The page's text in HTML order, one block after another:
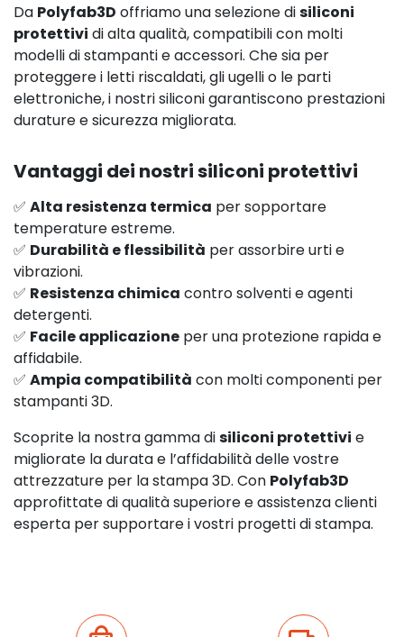
Da Polyfab3D offriamo una selezione disiliconi
protettivi di alta qualità, compatibili con molti
modelli di stampanti e accessori. Che sia per
proteggere i letti riscaldati, gli ugelli o le parti
elettroniche, i nostri siliconi garantiscono prestazioni
durature e sicurezza migliorata.
Vantaggi dei nostri siliconi protettivi
✅ Alta resistenza termica per sopportare
temperature estreme.
✅ Durabilità e flessibilità per assorbire urti e
vibrazioni.
✅ Resistenza chimica contro solventi e agenti
detergenti.
✅ Facile applicazione per una protezione rapida e
affidabile.
✅ Ampia compatibilità con molti componenti per
stampanti 3D.
Scoprite la nostra gamma disiliconi protettivi e
migliorate la durata e l’affidabilità delle vostre
attrezzature per la stampa 3D. Con Polyfab3D
approfittate di qualità superiore e assistenza clienti
esperta per supportare i vostri progetti di stampa.